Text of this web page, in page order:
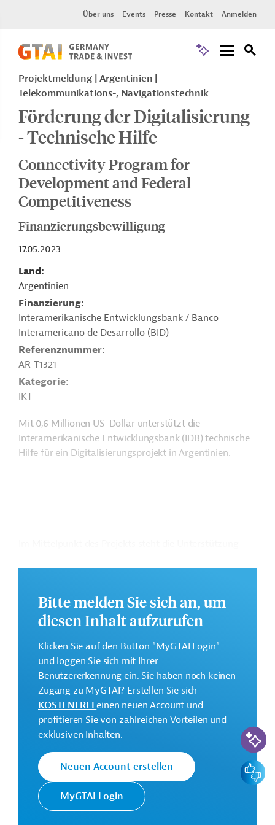
Über uns Events Presse Kontakt Anmelden
Projektmeldung
Argentinien
Telekommunikations-, Navigationstechnik
Förderung der Digitalisierung
- Technische Hilfe
Connectivity Program for
Development and Federal
Competitiveness
Finanzierungsbewilligung
17.05.2023
Land
Argentinien
Finanzierung
Interamerikanische Entwicklungsbank / Banco
Interamericano de Desarrollo (BID)
Referenznummer
AR-T1321
Kategorie
IKT
Mit 0,6 Millionen US-Dollar unterstützt die
Interamerikanische Entwicklungsbank (IDB) technische
Hilfe für ein Digitalisierungsprojekt in Argentinien.
Weitere Informationen zu dem geplanten
Entwicklungsprojekt finden Sie auf derWebseite der
.
Gesamtkosten:
0,6 Millionen US-Dollar
Geberbeitrag:
0,6 Millionen US-Dollar (Zuschuss)
Kontaktadresse
Die IDB ist die wichtigste
Bitte melden Sie sich an, um
diesen Inhalt aufzurufen
Klicken Sie auf den Button "MyGTAI Login"
und loggen Sie sich mit Ihrer
Benutzererkennung ein. Sie haben noch keinen
Zugang zu MyGTAI? Erstellen Sie sich
KOSTENFREIeinen neuen Account und
profitieren Sie von zahlreichen Vorteilen und
exklusiven Inhalten.
Neuen Account erstellen
MyGTAI Login
KI-